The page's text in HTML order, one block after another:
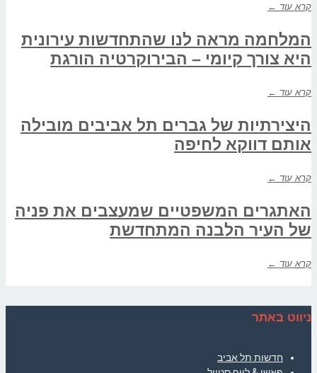
קרא עוד ←
המלחמה מראה לנו שהתחדשות עירונית
היא צורך קיומי – הבירוקרטיה הורגת
קרא עוד ←
היצירתיות של גברים תל אביבים מובילה
אותם דווקא לחיפה
קרא עוד ←
האתגרים המשפטיים שמעצבים את פניה
של העיר הלבנה המתחדשת
קרא עוד ←
ניווט באתר
חדשות תל אביב